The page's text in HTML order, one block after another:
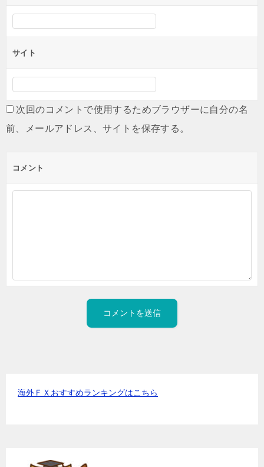
サイト
次回のコメントで使用するためブラウザーに自分の名
前、メールアドレス、サイトを保存する。
コメント
海外ＦＸおすすめランキングはこちら